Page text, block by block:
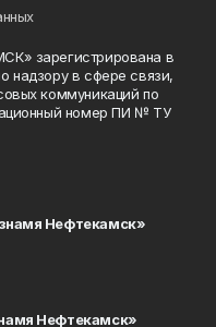
зарегистрирована в
надзору в сфере связи,
коммуникаций по
номер ПИ № ТУ
Нефтекамск»
Нефтекамск»